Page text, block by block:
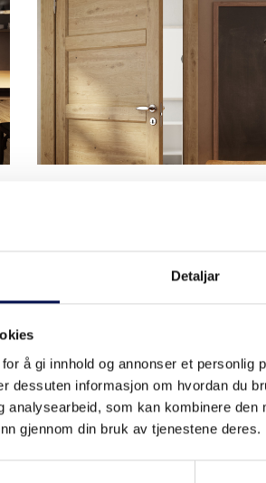
Detaljar
å gi innhold og annonser et personlig
dessuten informasjon om hvordan du
analysearbeid, som kan kombinere
gjennom din bruk av tjenestene deres.